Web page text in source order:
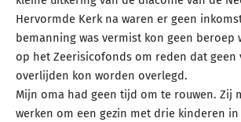
Hervormde Kerk na waren er geen
bemanning was vermist kon geen beroep
op het Zeerisicofonds om reden dat geen
overlijden kon worden overlegd.
Mijn oma had geen tijd om te rouwen. Zij
werken om een gezin met drie kinderen